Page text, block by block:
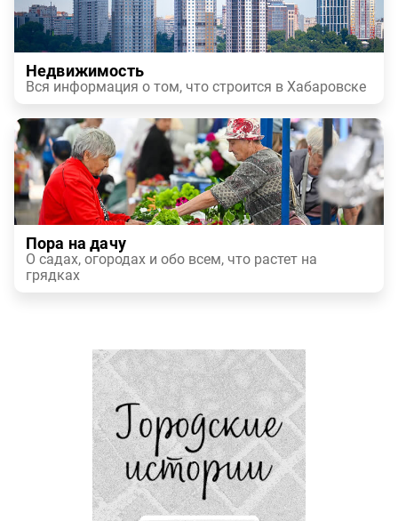
Недвижимость
Вся информация о том, что строится в Хабаровске
Пора на дачу
О садах, огородах и обо всем, что растет на
грядках